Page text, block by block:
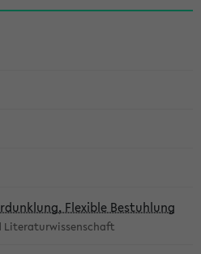
Flexible Bestuhlung